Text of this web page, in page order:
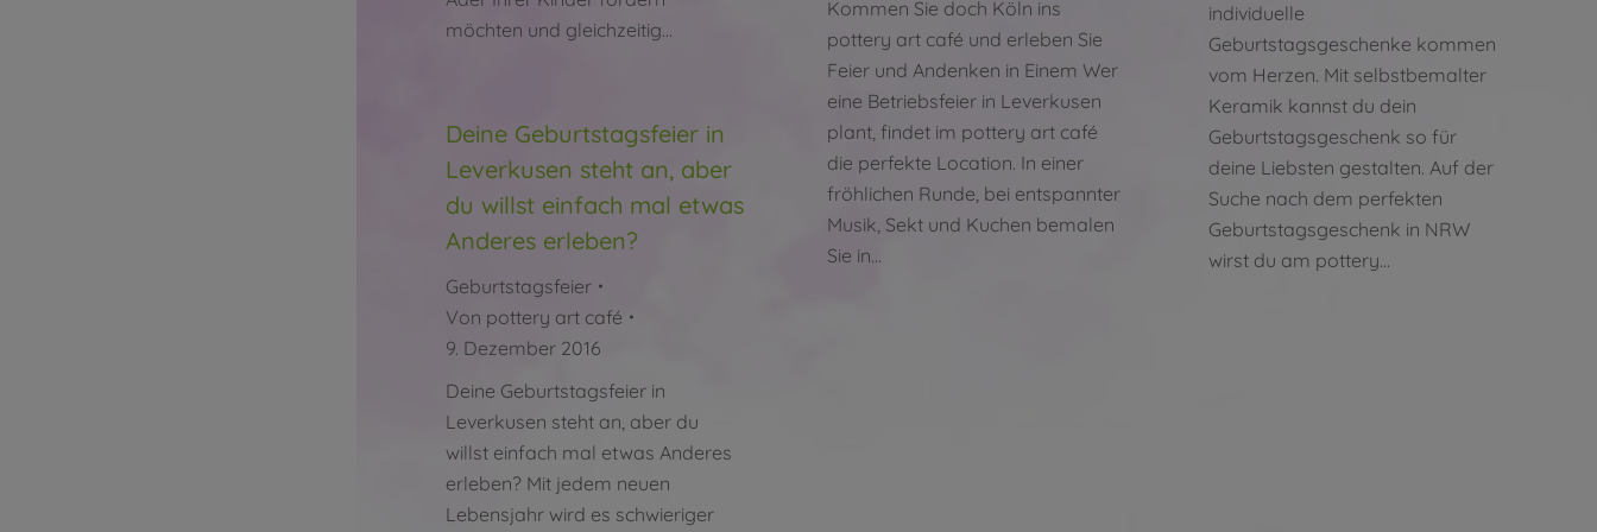
möchten und gleichzeitig…
individuelle
Geburtstagsgeschenke kommen
vom Herzen. Mit selbstbemalter
Keramik kannst du dein
Geburtstagsgeschenk so für
deine Liebsten gestalten. Auf der
Suche nach dem perfekten
Geburtstagsgeschenk in NRW
wirst du am pottery…
Kommen Sie doch Köln ins
pottery art café und erleben Sie
Feier und Andenken in Einem Wer
eine Betriebsfeier in Leverkusen
plant, findet im pottery art café
die perfekte Location. In einer
fröhlichen Runde, bei entspannter
Musik, Sekt und Kuchen bemalen
Sie in…
Deine Geburtstagsfeier in
Leverkusen steht an, aber
du willst einfach mal etwas
Anderes erleben?
Geburtstagsfeier
Von pottery art café
9. Dezember 2016
Deine Geburtstagsfeier in
Leverkusen steht an, aber du
willst einfach mal etwas Anderes
erleben? Mit jedem neuen
Lebensjahr wird es schwieriger